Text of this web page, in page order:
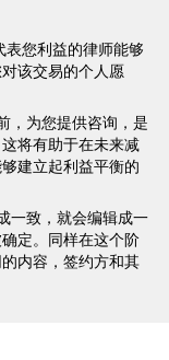
表您利益的律师能够
该交易的个人愿
，为您提供咨询，是
将有助于在未来减
建立起利益平衡的
一致，就会编辑成一
定。同样在这个阶
内容，签约方和其